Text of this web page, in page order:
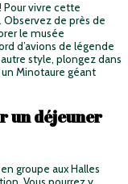
Pour vivre cette
Observez de près de
le musée
d’avions de légende
style, plongez dans
Minotaure géant
un déjeuner
groupe aux Halles